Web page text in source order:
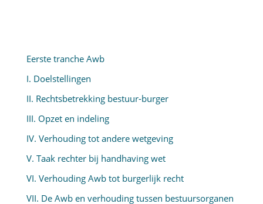
Eerste tranche Awb
I. Doelstellingen
II. Rechtsbetrekking bestuur-burger
III. Opzet en indeling
IV. Verhouding tot andere wetgeving
V. Taak rechter bij handhaving wet
VI. Verhouding Awb tot burgerlijk recht
VII. De Awb en verhouding tussen bestuursorganen